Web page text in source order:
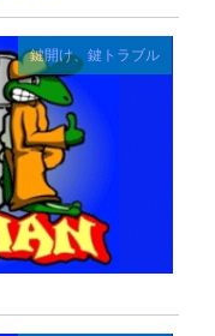
鍵開け、鍵トラブル